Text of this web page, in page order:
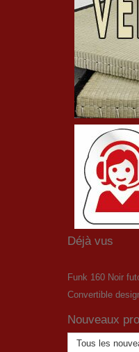
Déjà vus
Funk 160 Noir
Convertible
Nouveaux
Tous les